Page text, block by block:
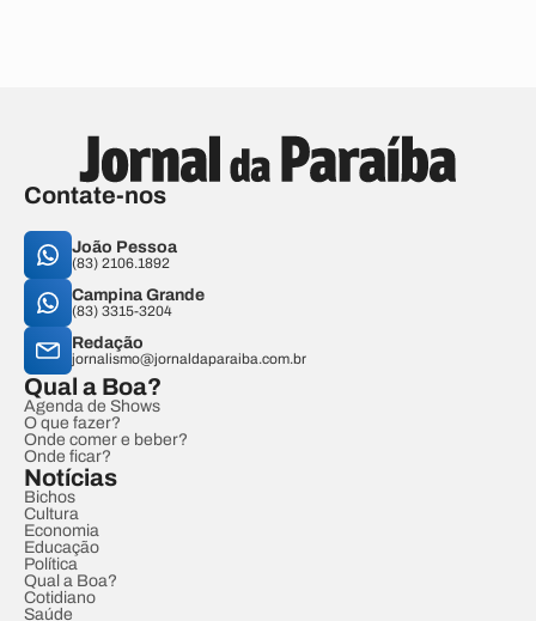
Contate-nos
João Pessoa
(83) 2106.1892
Campina Grande
(83) 3315-3204
Redação
jornalismo@jornaldaparaiba.com.br
Qual a Boa?
Agenda de Shows
O que fazer?
Onde comer e beber?
Onde ficar?
Notícias
Bichos
Cultura
Economia
Educação
Política
Qual a Boa?
Cotidiano
Saúde